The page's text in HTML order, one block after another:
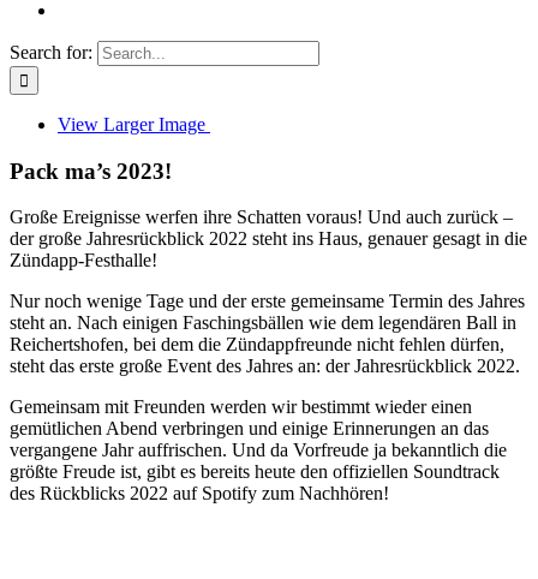
Search for:
View Larger Image
Pack ma’s 2023!
Große Ereignisse werfen ihre Schatten voraus! Und auch zurück –
der große Jahresrückblick 2022 steht ins Haus, genauer gesagt in die
Zündapp-Festhalle!
Nur noch wenige Tage und der erste gemeinsame Termin des Jahres
steht an. Nach einigen Faschingsbällen wie dem legendären Ball in
Reichertshofen, bei dem die Zündappfreunde nicht fehlen dürfen,
steht das erste große Event des Jahres an: der Jahresrückblick 2022.
Gemeinsam mit Freunden werden wir bestimmt wieder einen
gemütlichen Abend verbringen und einige Erinnerungen an das
vergangene Jahr auffrischen. Und da Vorfreude ja bekanntlich die
größte Freude ist, gibt es bereits heute den offiziellen Soundtrack
des Rückblicks 2022 auf Spotify zum Nachhören!